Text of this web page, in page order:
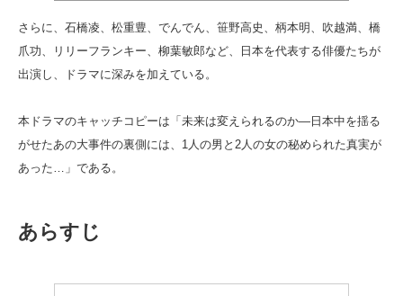
さらに、石橋凌、松重豊、でんでん、笹野高史、柄本明、吹越満、橋
爪功、リリーフランキー、柳葉敏郎など、日本を代表する俳優たちが
出演し、ドラマに深みを加えている。
本ドラマのキャッチコピーは「未来は変えられるのか―日本中を揺る
がせたあの大事件の裏側には、1人の男と2人の女の秘められた真実が
あった…」である。
あらすじ